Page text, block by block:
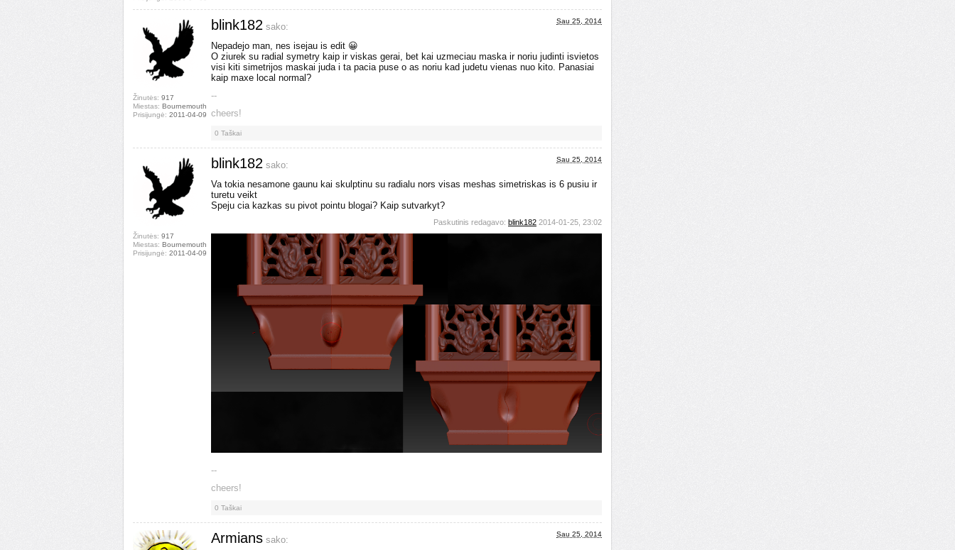
Žinutės: 917
Miestas: Bournemouth
Prisijungė: 2011-04-09
Sau 25, 2014
blink182 sako:
Nepadejo man, nes isejau is edit 😀
O ziurek su radial symetry kaip ir viskas gerai, bet kai uzmeciau maska ir noriu judinti isvietos
visi kiti simetrijos maskai juda i ta pacia puse o as noriu kad judetu vienas nuo kito. Panasiai
kaip maxe local normal?
--
cheers!
0 Taškai
Žinutės: 917
Miestas: Bournemouth
Prisijungė: 2011-04-09
Sau 25, 2014
blink182 sako:
Va tokia nesamone gaunu kai skulptinu su radialu nors visas meshas simetriskas is 6 pusiu ir
turetu veikt
Speju cia kazkas su pivot pointu blogai? Kaip sutvarkyt?
Paskutinis redagavo: blink182 2014-01-25, 23:02
--
cheers!
0 Taškai
Sau 25, 2014
Armians sako: